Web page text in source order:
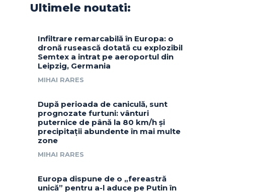
Ultimele noutati:
Infiltrare remarcabilă în Europa: o
dronă rusească dotată cu explozibil
Semtex a intrat pe aeroportul din
Leipzig, Germania
MIHAI RARES
După perioada de caniculă, sunt
prognozate furtuni: vânturi
puternice de până la 80 km/h și
precipitații abundente în mai multe
zone
MIHAI RARES
Europa dispune de o „fereastră
unică” pentru a-l aduce pe Putin în